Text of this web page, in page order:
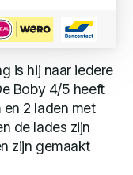
is hij naar iedere
Boby 4/5 heeft
2 laden met
de lades zijn
zijn gemaakt